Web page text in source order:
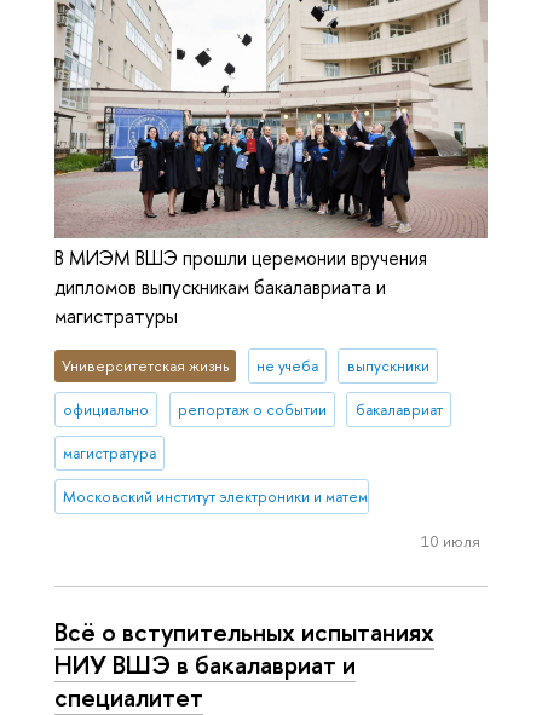
В МИЭМ ВШЭ прошли церемонии вручения
дипломов выпускникам бакалавриата и
магистратуры
Университетская жизнь не учеба выпускники
официально репортаж о событии бакалавриат
магистратура
Московский институт электроники и математики им. А.Н. Тихонова
10 июля
Всё о вступительных испытаниях
НИУ ВШЭ в бакалавриат и
специалитет